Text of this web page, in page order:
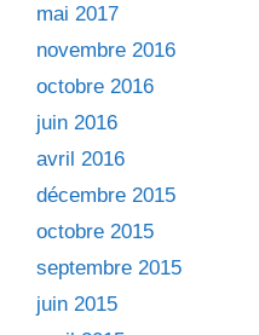
mai 2017
novembre 2016
octobre 2016
juin 2016
avril 2016
décembre 2015
octobre 2015
septembre 2015
juin 2015